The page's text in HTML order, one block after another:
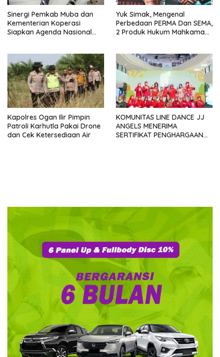
Sinergi Pemkab Muba dan
Kementerian Koperasi
Siapkan Agenda Nasional
Pabrik KUD Sejahtera
Dimatangkan
Yuk Simak, Mengenal
Perbedaan PERMA Dan SEMA,
2 Produk Hukum Mahkamah
Kapolres Ogan Ilir Pimpin
Patroli Karhutla Pakai Drone
dan Cek Ketersediaan Air
KOMUNITAS LINE DANCE JJ
ANGELS MENERIMA
SERTIFIKAT PENGHARGAAN